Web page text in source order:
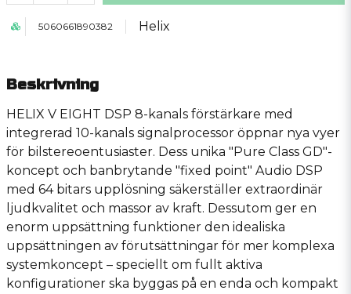
5060661890382 Helix
Beskrivning
HELIX V EIGHT DSP 8-kanals förstärkare med
integrerad 10-kanals signalprocessor öppnar nya vyer
för bilstereoentusiaster. Dess unika "Pure Class GD"-
koncept och banbrytande "fixed point" Audio DSP
med 64 bitars upplösning säkerställer extraordinär
ljudkvalitet och massor av kraft. Dessutom ger en
enorm uppsättning funktioner den idealiska
uppsättningen av förutsättningar för mer komplexa
systemkoncept – speciellt om fullt aktiva
konfigurationer ska byggas på en enda och kompakt